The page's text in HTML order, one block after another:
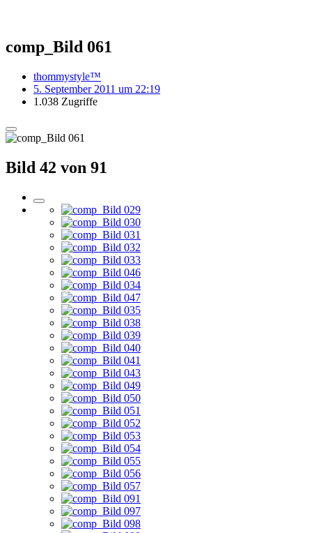
comp_Bild 061
thommystyle™
5. September 2011 um 22:19
1.038 Zugriffe
Bild 42 von 91